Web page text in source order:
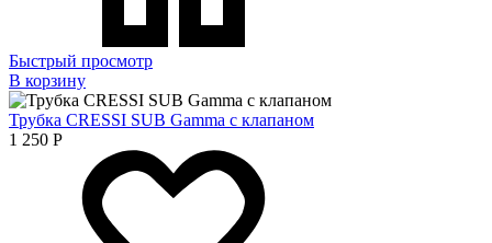
Быстрый просмотр
В корзину
Трубка CRESSI SUB Gamma с клапаном
1 250 Р